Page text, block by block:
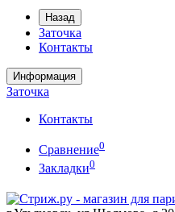
Назад
Заточка
Контакты
Информация
Заточка
Контакты
Сравнение0
Закладки0